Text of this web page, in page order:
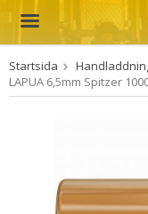
Startsida
LAPUA 6,5mm Spitzer